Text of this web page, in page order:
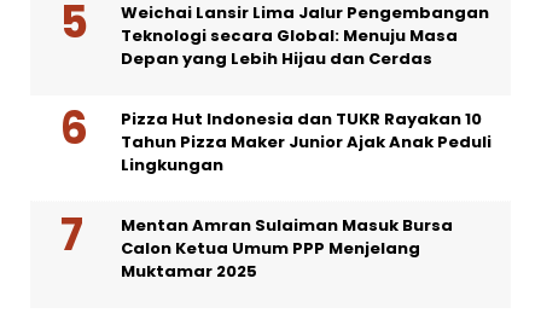
Weichai Lansir Lima Jalur Pengembangan
Teknologi secara Global: Menuju Masa
Depan yang Lebih Hijau dan Cerdas
Pizza Hut Indonesia dan TUKR Rayakan 10
Tahun Pizza Maker Junior Ajak Anak Peduli
Lingkungan
Mentan Amran Sulaiman Masuk Bursa
Calon Ketua Umum PPP Menjelang
Muktamar 2025